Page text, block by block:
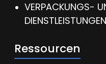
VERPACKUNGS-
DIENSTLEISTUNGEN
Ressourcen